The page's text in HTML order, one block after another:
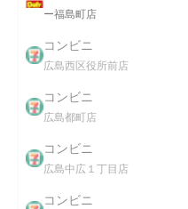
ー福島町店
コンビニ
広島西区役所前店
コンビニ
広島都町店
コンビニ
広島中広１丁目店
コンビニ